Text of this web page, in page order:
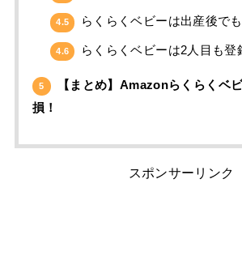
4.5 らくらくベビーは出産後で
4.6 らくらくベビーは2人目も登
5
【まとめ】Amazonらくらくベ
損！
スポンサーリンク